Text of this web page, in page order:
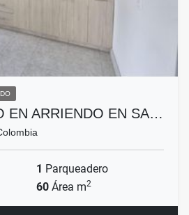
EN ARRIENDO EN SA…
1 Parqueadero
60 Área m2